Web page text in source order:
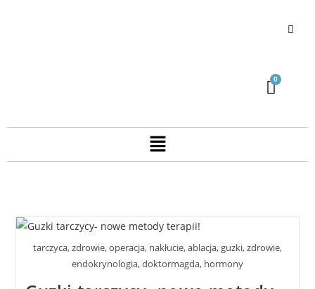
tarczyca, zdrowie, operacja, nakłucie, ablacja, guzki, zdrowie,
endokrynologia, doktormagda, hormony